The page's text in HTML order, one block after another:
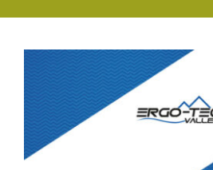
Ingrandisci
immagine